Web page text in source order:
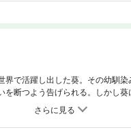
界で活躍し出した葵。その幼馴染
を断つよう告げられる。しかし葵
この作品は『男子上等！15』でも